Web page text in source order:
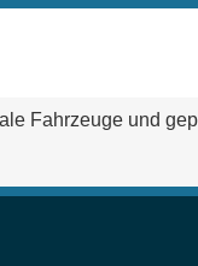
Fahrzeuge und